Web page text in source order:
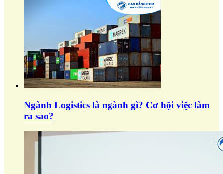
Ngành Logistics là ngành gì? Cơ hội việc làm
ra sao?